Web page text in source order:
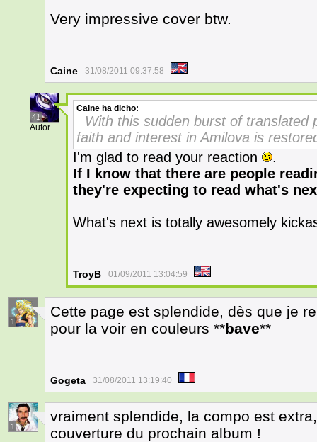
Very impressive cover btw.
Caine 31/08/2011 09:37:58
41
Autor
Caine ha dicho:
With this sudden burst of translated
faith and interest in Amilova is
I'm glad to read your reaction
.
If I know that there are people
they're expecting to read what's
What's next is totally awesomely
TroyB 01/09/2011 13:04:59
1
Cette page est splendide, dès que je
pour la voir en couleurs **bave**
Gogeta 31/08/2011 13:19:40
1
vraiment splendide, la compo est
couverture du prochain album !